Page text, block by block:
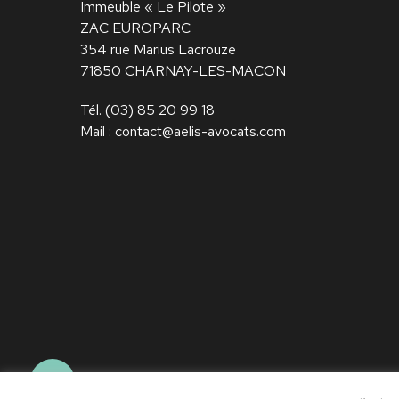
Immeuble « Le Pilote »
ZAC EUROPARC
354 rue Marius Lacrouze
71850 CHARNAY-LES-MACON
Tél. (03) 85 20 99 18
Mail : contact@aelis-avocats.com